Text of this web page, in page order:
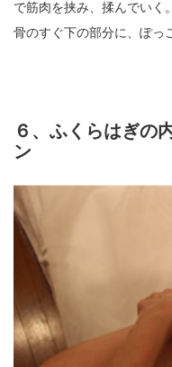
で筋肉を挟み、揉んでいく。
骨のすぐ下の部分に、ぽっ
６、ふくらはぎの
ン